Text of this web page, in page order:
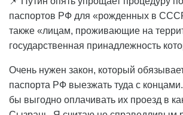
паспортов РФ для «рожденных в
также «лицам, проживающие на
государственная принадлежность
Очень нужен закон, который
паспорта РФ выезжать туда с
бы выгодно оплачивать их проезд в